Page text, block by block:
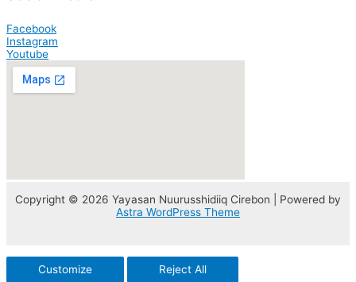
Facebook
Instagram
Youtube
Copyright © 2026 Yayasan Nuurusshidiiq Cirebon | Powered by
Astra WordPress Theme
Customize Reject All